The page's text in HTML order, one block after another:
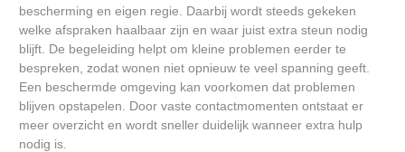
bescherming en eigen regie. Daarbij wordt steeds gekeken
welke afspraken haalbaar zijn en waar juist extra steun nodig
blijft. De begeleiding helpt om kleine problemen eerder te
bespreken, zodat wonen niet opnieuw te veel spanning geeft.
Een beschermde omgeving kan voorkomen dat problemen
blijven opstapelen. Door vaste contactmomenten ontstaat er
meer overzicht en wordt sneller duidelijk wanneer extra hulp
nodig is.